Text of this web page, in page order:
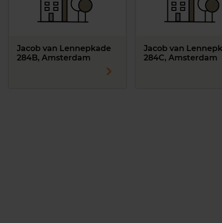
Jacob van Lennepkade
284B, Amsterdam
Jacob van
284C, Amsterdam